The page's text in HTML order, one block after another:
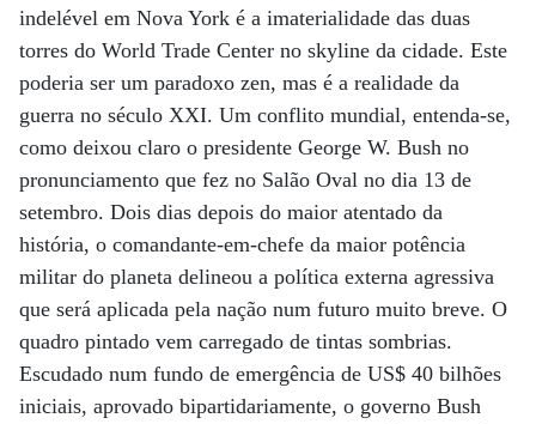
indelével em Nova York é a imaterialidade das duas
torres do World Trade Center no skyline da cidade. Este
poderia ser um paradoxo zen, mas é a realidade da
guerra no século XXI. Um conflito mundial, entenda-se,
como deixou claro o presidente George W. Bush no
pronunciamento que fez no Salão Oval no dia 13 de
setembro. Dois dias depois do maior atentado da
história, o comandante-em-chefe da maior potência
militar do planeta delineou a política externa agressiva
que será aplicada pela nação num futuro muito breve. O
quadro pintado vem carregado de tintas sombrias.
Escudado num fundo de emergência de US$ 40 bilhões
iniciais, aprovado bipartidariamente, o governo Bush